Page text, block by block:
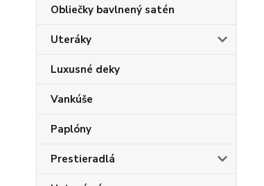
Obliečky bavlnený satén
Uteráky
Luxusné deky
Vankúše
Paplóny
Prestieradlá